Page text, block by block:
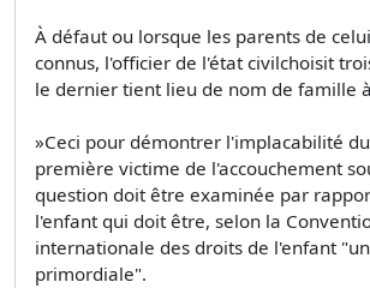
À défaut ou lorsque les parents de
connus, l'officier de l'état civilchoisit
le dernier tient lieu de nom de famille
»Ceci pour démontrer l'implacabilité
première victime de l'accouchement
question doit être examinée par
l'enfant qui doit être, selon la
internationale des droits de l'enfant
primordiale".